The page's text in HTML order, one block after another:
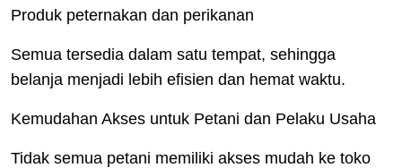
Produk peternakan dan perikanan
Semua tersedia dalam satu tempat, sehingga
belanja menjadi lebih efisien dan hemat waktu.
Kemudahan Akses untuk Petani dan Pelaku Usaha
Tidak semua petani memiliki akses mudah ke toko